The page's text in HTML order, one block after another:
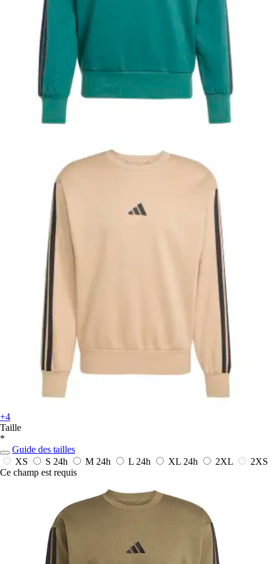
+4
Taille
*
Guide des tailles
XS
S 24h M 24h L 24h XL 24h 2XL
2XS
Ce champ est requis